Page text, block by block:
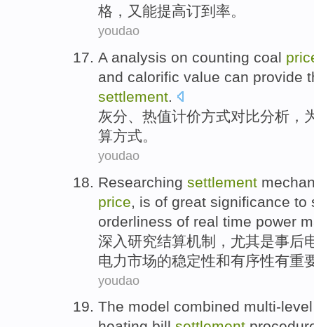
格 ， 又 能提高订到 率。
youdao
A analysis on counting coal
and calorific value can provide
settlement.
灰分、 热值计价方式对比分析 ，
算方式。
youdao
Researching settlement
price , is of great significance to
orderliness of real time power
深入研究结算机制 ， 尤其是事后
电力市场的稳定性和有序性有重
youdao
The model combined multi-level